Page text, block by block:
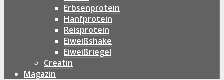
Erbsenprotein
Hanfprotein
Reisprotein
Eiweißshake
Eiweißriegel
Creatin
Magazin